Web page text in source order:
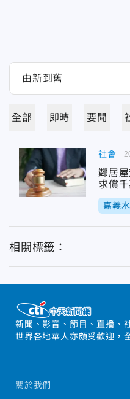
全部 即時 要聞
社會
鄰居
求償
嘉義
相關標籤：
新聞、影音、節目、直播、
世界各地華人亦頗受歡迎，
關於我們